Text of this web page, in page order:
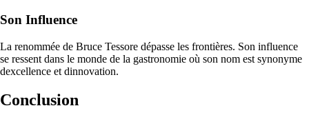
Son Influence
La renommée de Bruce Tessore dépasse les frontières. Son influence
se ressent dans le monde de la gastronomie où son nom est synonyme
dexcellence et dinnovation.
Conclusion